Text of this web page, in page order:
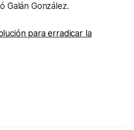
Galán González.
para erradicar la